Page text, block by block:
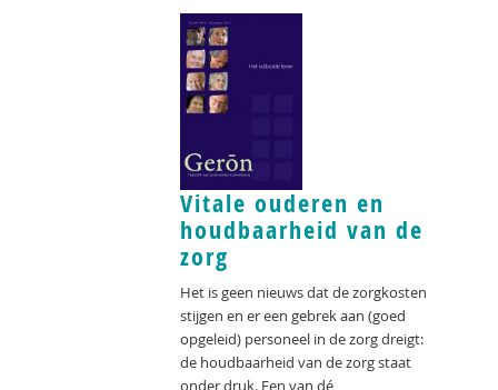
Vitale ouderen en
houdbaarheid van de
zorg
Het is geen nieuws dat de zorgkosten
stijgen en er een gebrek aan (goed
opgeleid) personeel in de zorg dreigt:
de houdbaarheid van de zorg staat